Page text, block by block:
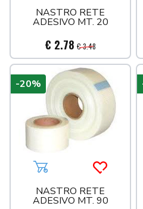
NASTRO RETE
ADESIVO MT. 20
€ 2.78 € 3.48
Aggiungi al carrello
Acquista
NASTRO RETE
ADESIVO MT. 90
-20%